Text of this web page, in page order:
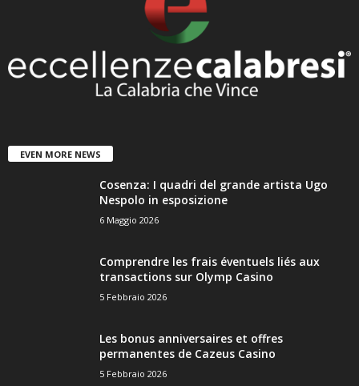
EVEN MORE NEWS
Cosenza: I quadri del grande artista Ugo
Nespolo in esposizione
6 Maggio 2026
Comprendre les frais éventuels liés aux
transactions sur Olymp Casino
5 Febbraio 2026
Les bonus anniversaires et offres
permanentes de Cazeus Casino
5 Febbraio 2026